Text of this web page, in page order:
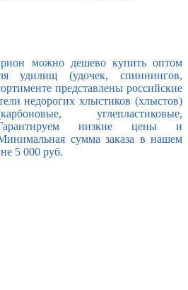
можно дешево купить оптом
удилищ (удочек, спиннингов,
представлены российские
недорогих хлыстиков (хлыстов)
углепластиковые,
Гарантируем низкие цены и
сумма заказа в нашем
5 000 руб.